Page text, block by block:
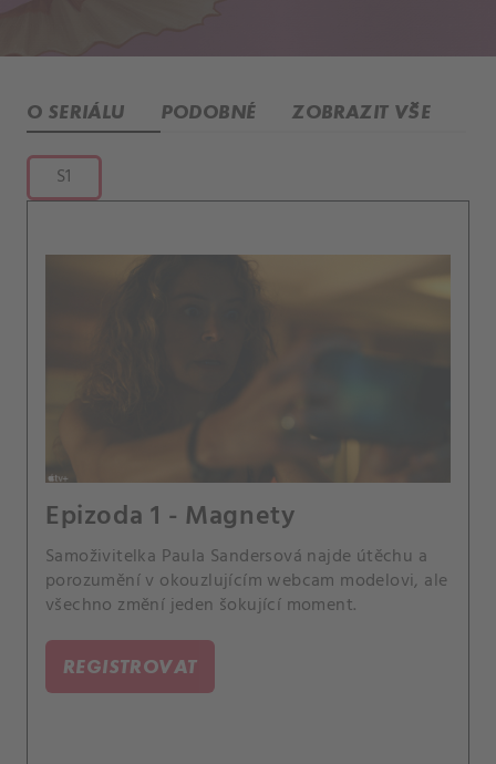
O SERIÁLU PODOBNÉ ZOBRAZIT VŠE
S1
Epizoda 1 - Magnety
Samoživitelka Paula Sandersová najde útěchu a
porozumění v okouzlujícím webcam modelovi, ale
všechno změní jeden šokující moment.
REGISTROVAT